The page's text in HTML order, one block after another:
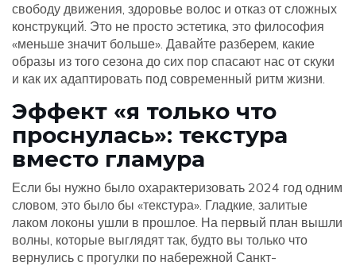
свободу движения, здоровье волос и отказ от сложных
конструкций. Это не просто эстетика, это философия
«меньше значит больше». Давайте разберем, какие
образы из того сезона до сих пор спасают нас от скуки
и как их адаптировать под современный ритм жизни.
Эффект «я только что
проснулась»: текстура
вместо гламура
Если бы нужно было охарактеризовать 2024 год одним
словом, это было бы «текстура». Гладкие, залитые
лаком локоны ушли в прошлое. На первый план вышли
волны, которые выглядят так, будто вы только что
вернулись с прогулки по набережной Санкт-